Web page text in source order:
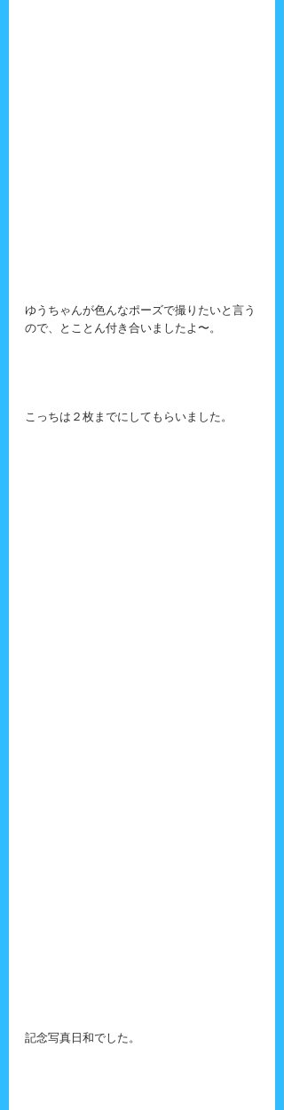
ゆうちゃんが色んなポーズで撮りたいと言う
ので、とことん付き合いましたよ〜。
こっちは２枚までにしてもらいました。
記念写真日和でした。